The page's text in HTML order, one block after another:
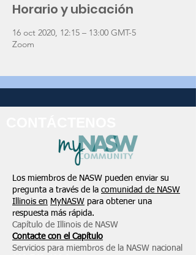
Horario y ubicación
16 oct 2020, 12:15 – 13:00 GMT-5
Zoom
Los miembros de NASW pueden enviar su
pregunta a través de la comunidad de NASW
Illinois en MyNASW para obtener una
respuesta más rápida.
Capítulo de Illinois de NASW
Contacte con el Capítulo
Servicios para miembros de la NASW nacional